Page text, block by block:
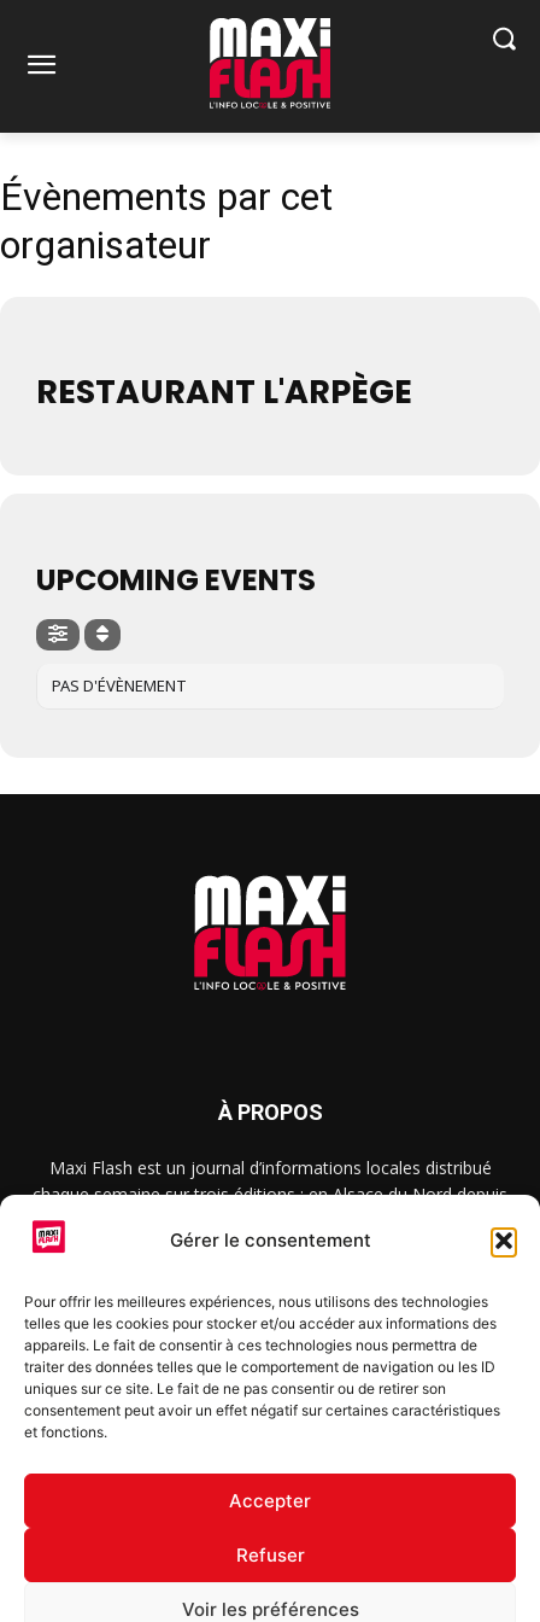
Gérer le consentement
Pour offrir les meilleures expériences, nous utilisons des technologies
telles que les cookies pour stocker et/ou accéder aux informations des
appareils. Le fait de consentir à ces technologies nous permettra de
traiter des données telles que le comportement de navigation ou les ID
uniques sur ce site. Le fait de ne pas consentir ou de retirer son
consentement peut avoir un effet négatif sur certaines caractéristiques
et fonctions.
Accepter
Refuser
Voir les préférences
Évènements par cet
organisateur
RESTAURANT L'ARPÈGE
UPCOMING EVENTS
PAS D'ÉVÈNEMENT
À PROPOS
Maxi Flash est un journal d’informations locales distribué
chaque semaine sur trois éditions : en Alsace du Nord depuis
2015, dans les secteurs d’Obernai-Molsheim-Erstein depuis
2022, et à Colmar, Vignoble et Plaine depuis 2023.
SUIVEZ-NOUS
S'inscrire à la newsletter
© Copyright © 2022 Maxi Flash